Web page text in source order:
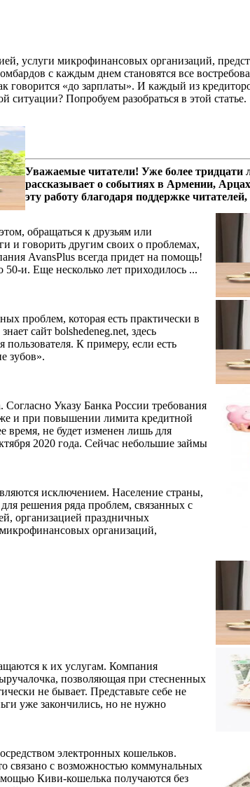
услуги микрофинансовых организаций,
с каждым днем становятся все
говорится «до зарплаты». И каждый из
Попробуем разобраться в этой статье.
обращаться к друзьям или
и говорить другим своих о проблемах,
AvansPlus всегда придет на помощь!
и. Еще несколько лет приходилось ...
проблем, которая есть практически в
сайт bolshedeneg.net, здесь
К примеру, если есть
зубов».
Указу Банка России требования
и при повышении лимита кредитной
время, не будет изменен лишь для
2020 года. Сейчас небольшие займы
исключением. Население страны,
решения ряда проблем, связанных с
организацией праздничных
организаций,
к их услугам. Компания
позволяющая при стесненных
не бывает. Представьте себе не
уже закончились, но не нужно
электронных кошельков.
связано с возможностью коммунальных
Киви-кошелька получаются без
Уважаемые читатели! Уже более
рассказывает о событиях в Армении,
эту работу благодаря поддержке